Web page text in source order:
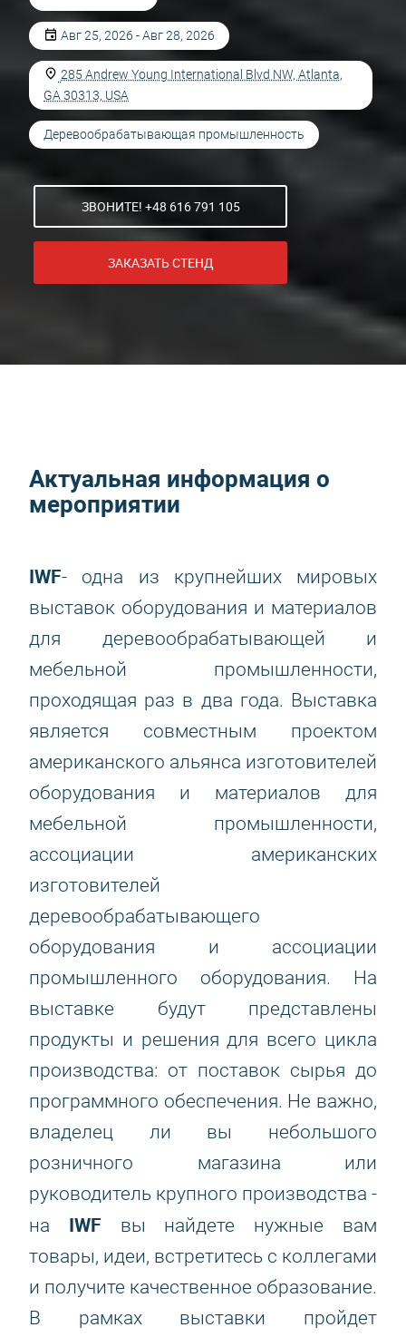
Авг 25, 2026 - Авг 28, 2026
285 Andrew Young International Blvd NW, Atlanta,
GA 30313, USA
Деревообрабатывающая промышленность
ЗВОНИТЕ! +48 616 791 105
ЗАКАЗАТЬ СТЕНД
Актуальная информация о
мероприятии
IWF- одна из крупнейших мировых
выставок оборудования и материалов
для деревообрабатывающей и
мебельной промышленности,
проходящая раз в два года. Выставка
является совместным проектом
американского альянса изготовителей
оборудования и материалов для
мебельной промышленности,
ассоциации американских
изготовителей
деревообрабатывающего
оборудования и ассоциации
промышленного оборудования. На
выставке будут представлены
продукты и решения для всего цикла
производства: от поставок сырья до
программного обеспечения. Не важно,
владелец ли вы небольшого
розничного магазина или
руководитель крупного производства -
на IWF
вы найдете нужные вам
товары, идеи, встретитесь с коллегами
и получите качественное образование.
В рамках выставки пройдет